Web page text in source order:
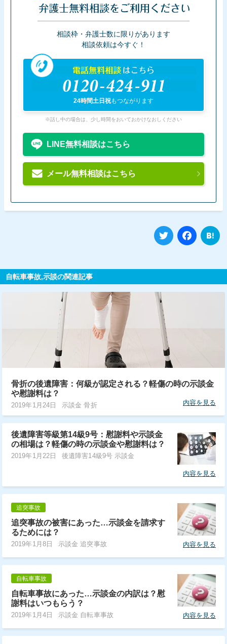
弁護士無料相談をご利用ください
相談枠・弁護士数に限りがあります
相談依頼は今すぐ！
電話無料相談はこちら
0120-424-911
24時間土日祝もつながります
※話し中の場合は、少し時間をおいておかけなおしください
LINE無料相談はこちら
メール無料相談はこちら
Twitter
自転車事故,示談の関連記事
骨折の後遺障害：何級が認定される？軽傷の時の示談金
や慰謝料は？
2019年1月24日 示談金 骨折 内容を見る
後遺障害等級第14級9号：慰謝料や示談金
の相場は？軽傷の時の示談金や慰謝料は？
2019年1月22日 後遺障害14級9号 示談金
内容を見る
追突事故
追突事故の被害にあった…示談金を請求す
るためには？
2019年1月8日 示談金 追突事故 内容を見る
自転車事故
自転車事故にあった…示談金の内訳は？慰
謝料はいつもらう？
2019年1月4日 示談金 自転車事故 内容を見る